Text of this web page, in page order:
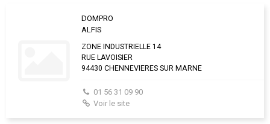
DOMPRO
ALFIS
ZONE INDUSTRIELLE 14
RUE LAVOISIER
94430 CHENNEVIERES SUR MARNE
01 56 31 09 90
Voir le site